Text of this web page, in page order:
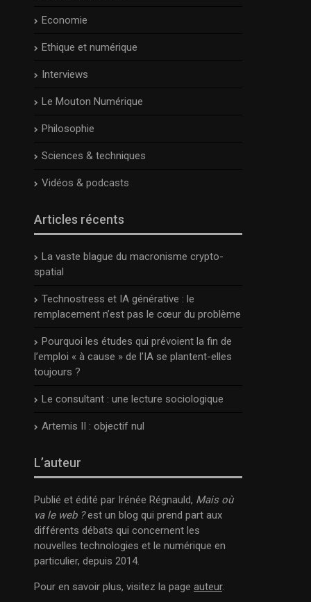
Economie
Ethique et numérique
Interviews
Le Mouton Numérique
Philosophie
Sciences & techniques
Vidéos & podcasts
Articles récents
La vaste blague du macronisme crypto-
spatial
Technostress et IA générative : le
remplacement n’est pas le cœur du problème
Pourquoi les études qui prévoient la fin de
l’emploi « à cause » de l’IA se plantent-elles
toujours ?
Le consultant : une lecture sociologique
Artemis II : objectif nul
L’auteur
Publié et édité par Irénée Régnauld, Mais où
va le web ?est un blog qui prend part aux
différents débats qui concernent les
nouvelles technologies et le numérique en
particulier, depuis 2014.
Pour en savoir plus, visitez la page auteur.